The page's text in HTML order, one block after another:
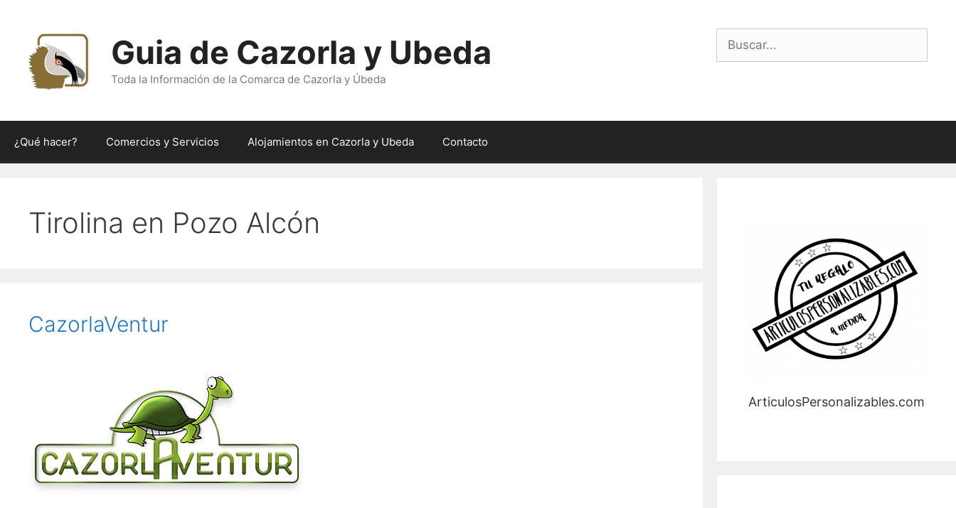
contenido
Buscar:
Guia de Cazorla y Ubeda
Toda la Información de la Comarca de Cazorla y Úbeda
¿Qué hacer? Comercios y Servicios Alojamientos en Cazorla y Ubeda Contacto
Tirolina en Pozo Alcón
CazorlaVentur
ArticulosPersonalizables.com